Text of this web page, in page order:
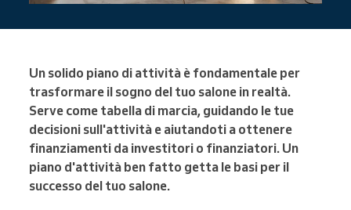
Un solido piano di attività è fondamentale per
trasformare il sogno del tuo salone in realtà.
Serve come tabella di marcia, guidando le tue
decisioni sull'attività e aiutandoti a ottenere
finanziamenti da investitori o finanziatori. Un
piano d'attività ben fatto getta le basi per il
successo del tuo salone.